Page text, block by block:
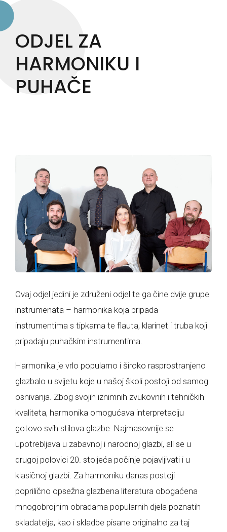
ODJEL ZA
HARMONIKU I
PUHAČE
Ovaj odjel jedini je združeni odjel te ga čine dvije grupe
instrumenata – harmonika koja pripada
instrumentima s tipkama te flauta, klarinet i truba koji
pripadaju puhačkim instrumentima.
Harmonika je vrlo popularno i široko rasprostranjeno
glazbalo u svijetu koje u našoj školi postoji od samog
osnivanja. Zbog svojih iznimnih zvukovnih i tehničkih
kvaliteta, harmonika omogućava interpretaciju
gotovo svih stilova glazbe. Najmasovnije se
upotrebljava u zabavnoj i narodnoj glazbi, ali se u
drugoj polovici 20. stoljeća počinje pojavljivati i u
klasičnoj glazbi. Za harmoniku danas postoji
poprilično opsežna glazbena literatura obogaćena
mnogobrojnim obradama popularnih djela poznatih
skladatelja, kao i skladbe pisane originalno za taj